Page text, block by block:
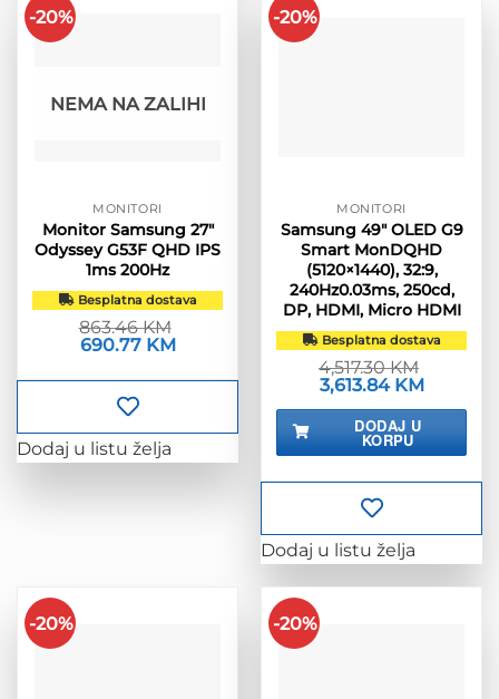
-20%
NEMA NA ZALIHI
MONITORI
Monitor Samsung 27″
Odyssey G53F QHD IPS
1ms 200Hz
Besplatna dostava
863.46KM
Izvorna
863.46 KM.
690.77 KMTrenutna
Dodaj u listu želja
-20%
MONITORI
Samsung 49″ OLED G9
Smart MonDQHD
(5120×1440), 32:9,
240Hz0.03ms, 250cd,
DP, HDMI, Micro HDMI
Besplatna dostava
4,517.30KM
Izvorna
cijena
bila
4,517.30 KM.
3,613.84 KMTrenutna
je:
DODAJ U
KORPU
Dodaj u listu želja
-20% -20%